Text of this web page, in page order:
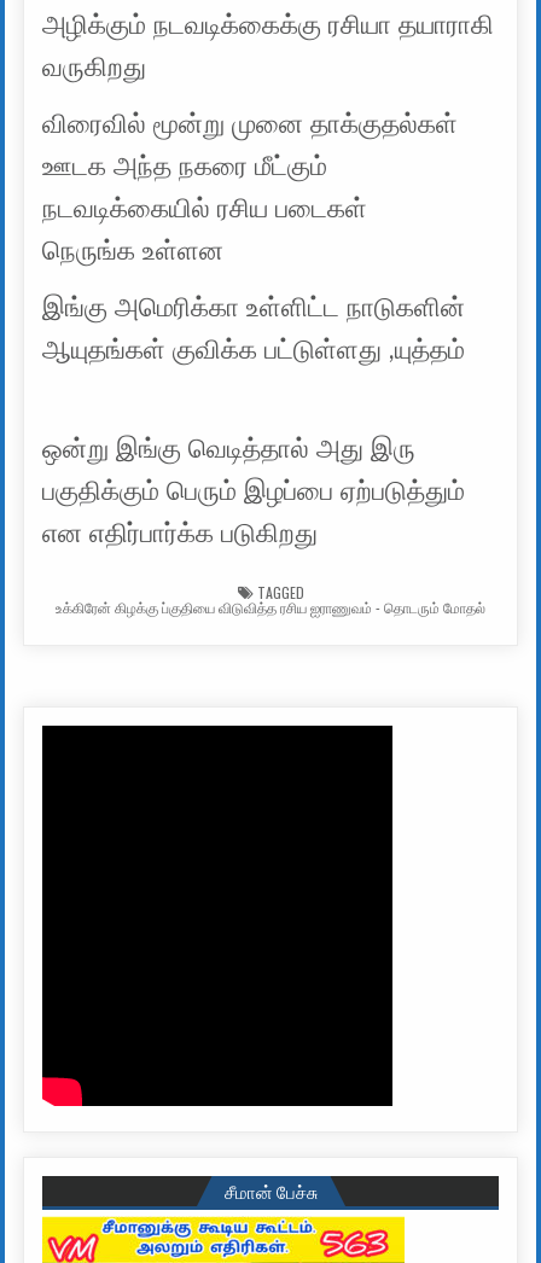
அழிக்கும் நடவடிக்கைக்கு ரசியா தயாராகி
வருகிறது
விரைவில் மூன்று முனை தாக்குதல்கள்
ஊடக அந்த நகரை மீட்கும்
நடவடிக்கையில் ரசிய படைகள்
நெருங்க உள்ளன
இங்கு அமெரிக்கா உள்ளிட்ட நாடுகளின்
ஆயுதங்கள் குவிக்க பட்டுள்ளது ,யுத்தம்
ஒன்று இங்கு வெடித்தால் அது இரு
பகுதிக்கும் பெரும் இழப்பை ஏற்படுத்தும்
என எதிர்பார்க்க படுகிறது
TAGGED
உக்கிரேன் கிழக்கு ப்குதியை விடுவித்த ரசிய ஐராணுவம் - தொடரும் மோதல்
சீமான் பேச்சு